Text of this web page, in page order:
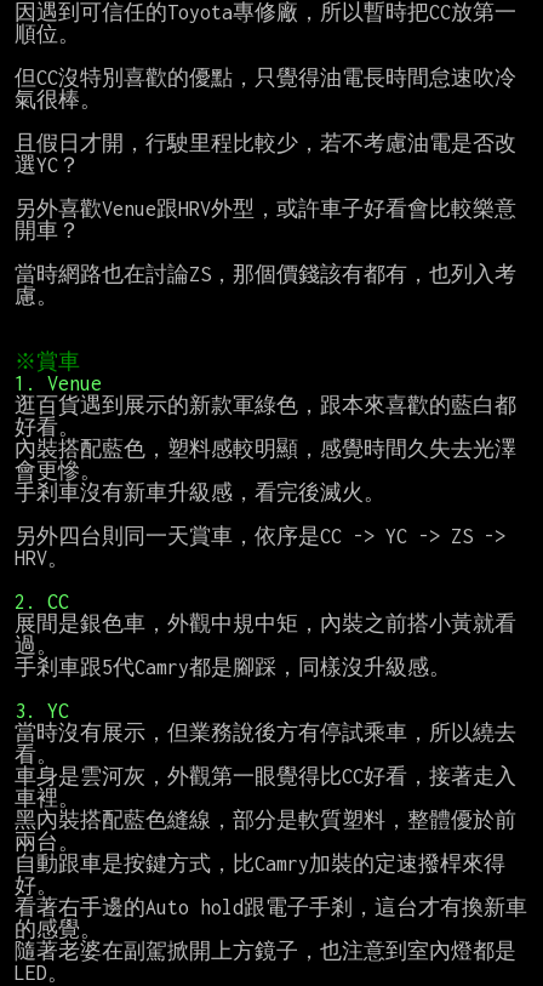
因遇到可信任的Toyota專修廠，所以暫時把CC放第一
順位。
但CC沒特別喜歡的優點，只覺得油電長時間怠速吹冷
氣很棒。
且假日才開，行駛里程比較少，若不考慮油電是否改
選YC？
另外喜歡Venue跟HRV外型，或許車子好看會比較樂意
開車？
當時網路也在討論ZS，那個價錢該有都有，也列入考
慮。
※賞車
1. Venue
逛百貨遇到展示的新款軍綠色，跟本來喜歡的藍白都
好看。
內裝搭配藍色，塑料感較明顯，感覺時間久失去光澤
會更慘。
手剎車沒有新車升級感，看完後滅火。
另外四台則同一天賞車，依序是CC -> YC -> ZS ->
HRV。
2. CC
展間是銀色車，外觀中規中矩，內裝之前搭小黃就看
過。
手剎車跟5代Camry都是腳踩，同樣沒升級感。
3. YC
當時沒有展示，但業務說後方有停試乘車，所以繞去
看。
車身是雲河灰，外觀第一眼覺得比CC好看，接著走入
車裡。
黑內裝搭配藍色縫線，部分是軟質塑料，整體優於前
兩台。
自動跟車是按鍵方式，比Camry加裝的定速撥桿來得
好。
看著右手邊的Auto hold跟電子手剎，這台才有換新車
的感覺。
隨著老婆在副駕掀開上方鏡子，也注意到室內燈都是
LED。